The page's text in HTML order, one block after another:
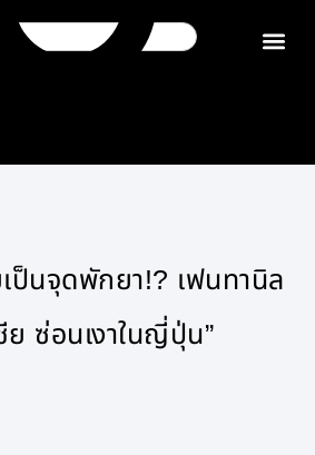
เป็นจุดพักยา!? เฟนทานิล
ย ซ่อนเงาในญี่ปุ่น”